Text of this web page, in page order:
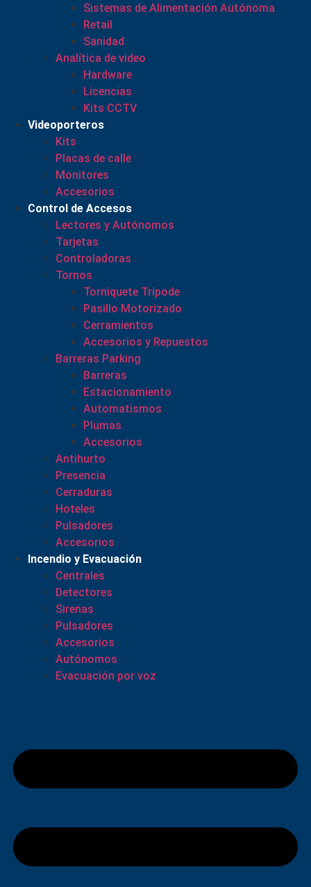
Sistemas de Alimentación Autónoma
Retail
Sanidad
Analítica de video
Hardware
Licencias
Kits CCTV
Videoporteros
Kits
Placas de calle
Monitores
Accesorios
Control de Accesos
Lectores y Autónomos
Tarjetas
Controladoras
Tornos
Torniquete Tripode
Pasillo Motorizado
Cerramientos
Accesorios y Repuestos
Barreras Parking
Barreras
Estacionamiento
Automatismos
Plumas
Accesorios
Antihurto
Presencia
Cerraduras
Hoteles
Pulsadores
Accesorios
Incendio y Evacuación
Centrales
Detectores
Sirenas
Pulsadores
Accesorios
Autónomos
Evacuación por voz